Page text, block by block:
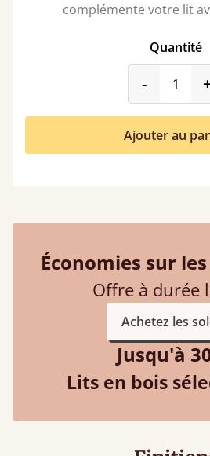
complémente votre lit
Quantité
-
Ajouter au
Économies sur
Offre à durée
Achetez les
Jusqu'à
Lits en bois